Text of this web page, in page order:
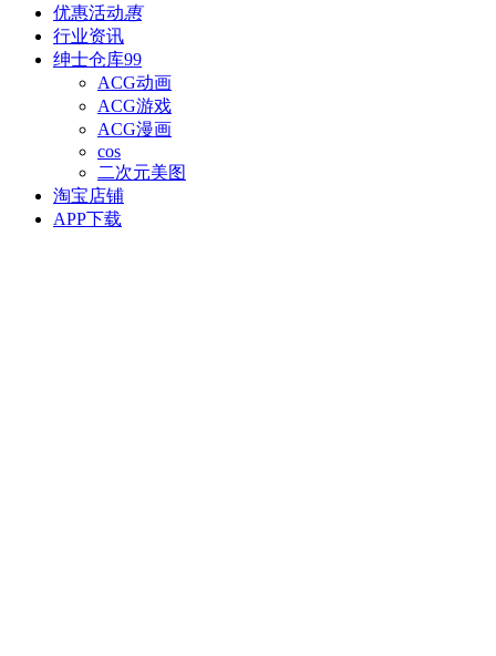
优惠活动惠
行业资讯
绅士仓库99
ACG动画
ACG游戏
ACG漫画
cos
二次元美图
淘宝店铺
APP下载